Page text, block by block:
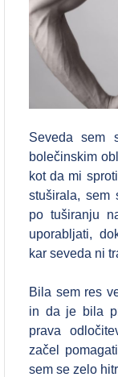
Seveda sem
bolečinskim
kot da mi
stuširala, sem
po tuširanju
uporabljati,
kar seveda ni
Bila sem res
in da je bila
prava
začel
sem se zelo